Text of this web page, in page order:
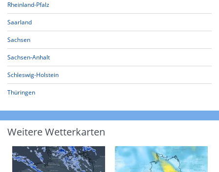
Rheinland-Pfalz
Saarland
Sachsen
Sachsen-Anhalt
Schleswig-Holstein
Thüringen
Weitere Wetterkarten